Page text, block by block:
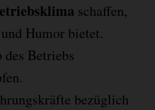
schaffen,
Humor bietet.
Betriebs
bezüglich